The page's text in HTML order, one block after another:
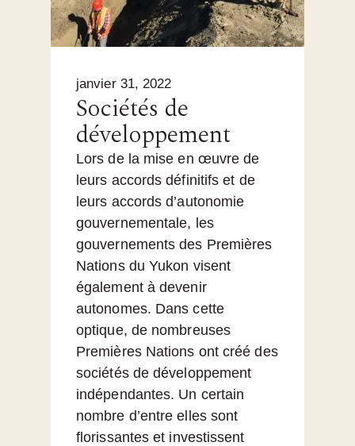
janvier 31, 2022
Sociétés de
développement
Lors de la mise en œuvre de
leurs accords définitifs et de
leurs accords d’autonomie
gouvernementale, les
gouvernements des Premières
Nations du Yukon visent
également à devenir
autonomes. Dans cette
optique, de nombreuses
Premières Nations ont créé des
sociétés de développement
indépendantes. Un certain
nombre d’entre elles sont
florissantes et investissent